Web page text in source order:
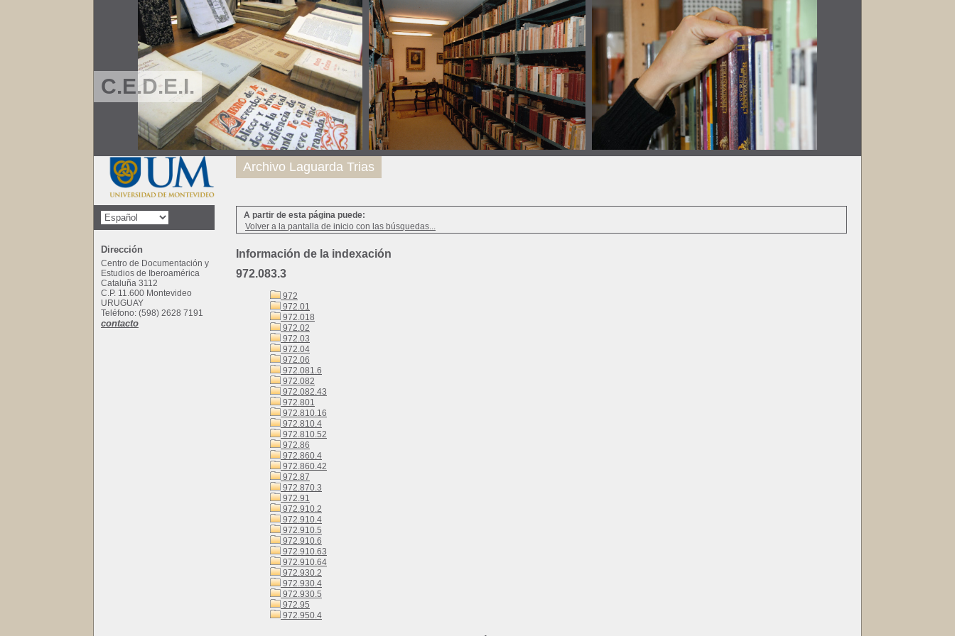
C.E.D.E.I.
A partir de esta página puede:
Volver a la pantalla de inicio con las búsquedas...
Información de la indexación
972.083.3
972
972.01
972.018
972.02
972.03
972.04
972.06
972.081.6
972.082
972.082.43
972.801
972.810.16
972.810.4
972.810.52
972.86
972.860.4
972.860.42
972.87
972.870.3
972.91
972.910.2
972.910.4
972.910.5
972.910.6
972.910.63
972.910.64
972.930.2
972.930.4
972.930.5
972.95
972.950.4
Archivo Laguarda Trias
Dirección
Centro de Documentación y
Estudios de Iberoamérica
Cataluña 3112
C.P. 11.600 Montevideo
URUGUAY
Teléfono: (598) 2628 7191
contacto